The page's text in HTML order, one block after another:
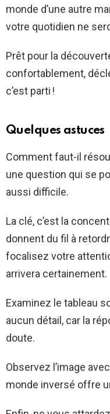
monde d’une autre
votre quotidien ne
Prêt pour la
confortablement,
c’est parti !
Quelques astuces
Comment faut-il
une question qui se
aussi difficile.
La clé, c’est la
donnent du fil à
focalisez votre
arrivera certainement.
Examinez le tableau
aucun détail, car la
doute.
Observez l’image
monde inversé offre